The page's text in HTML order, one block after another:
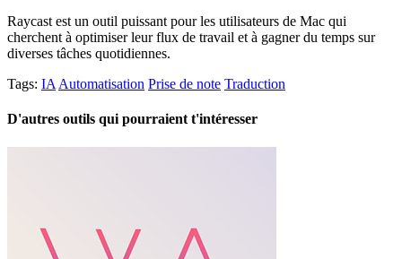
Raycast est un outil puissant pour les utilisateurs de Mac qui
cherchent à optimiser leur flux de travail et à gagner du temps sur
diverses tâches quotidiennes.
Tags: IA Automatisation Prise de note Traduction
D'autres outils qui pourraient t'intéresser